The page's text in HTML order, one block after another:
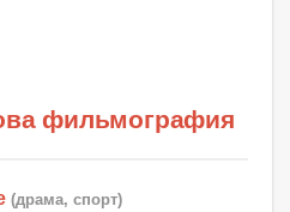
фильмография
(драма, спорт)